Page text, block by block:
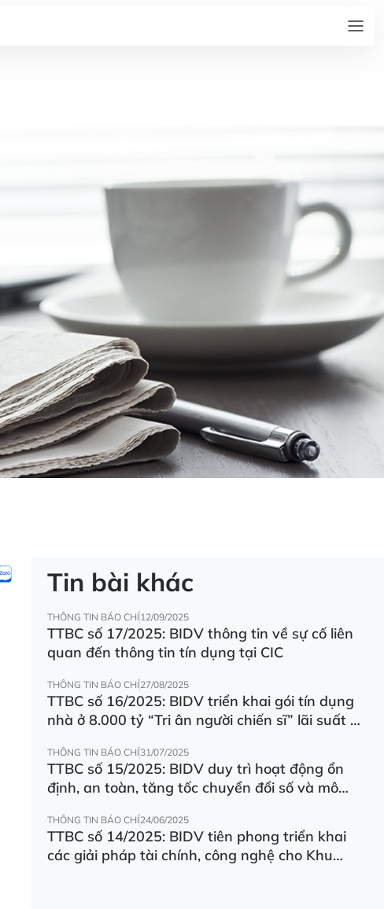
Tin bài khác
THÔNG TIN BÁO CHÍ12/09/2025
TTBC số 17/2025: BIDV thông tin về sự cố liên
quan đến thông tin tín dụng tại CIC
THÔNG TIN BÁO CHÍ27/08/2025
TTBC số 16/2025: BIDV triển khai gói tín dụng
nhà ở 8.000 tỷ “Tri ân người chiến sĩ” lãi suất ưu
THÔNG TIN BÁO CHÍ31/07/2025
TTBC số 15/2025: BIDV duy trì hoạt động ổn
định, an toàn, tăng tốc chuyển đổi số và mô
THÔNG TIN BÁO CHÍ24/06/2025
TTBC số 14/2025: BIDV tiên phong triển khai
các giải pháp tài chính, công nghệ cho Khu